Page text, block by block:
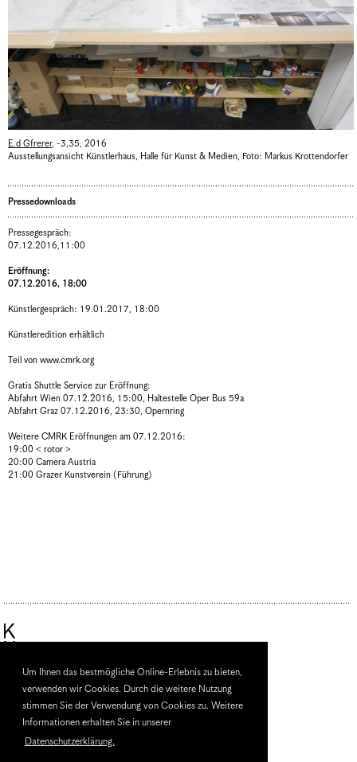
Um Ihnen das bestmögliche Online-Erlebnis zu bieten,
verwenden wir Cookies. Durch die weitere Nutzung
stimmen Sie der Verwendung von Cookies zu. Weitere
Informationen erhalten Sie in unserer
Datenschutzerklärung.
Pressedownloads
Pressegespräch:
07.12.2016,11:00
Eröffnung:
07.12.2016, 18:00
Künstlergespräch: 19.01.2017, 18:00
Künstleredition erhältlich
Teil von www.cmrk.org
Gratis Shuttle Service zur Eröffnung:
Abfahrt Wien 07.12.2016, 15:00, Haltestelle Oper Bus 59a
Abfahrt Graz 07.12.2016, 23:30, Opernring
Weitere CMRK Eröffnungen am 07.12.2016:
19:00 < rotor >
20:00 Camera Austria
21:00 Grazer Kunstverein (Führung)
E.d Gfrerer, -3,35, 2016
Ausstellungsansicht Künstlerhaus, Halle für Kunst & Medien, Foto: Markus Krottendorfer
Künstlerhaus
Halle für Kunst & Medien
Burgring 2
8010 Graz, Austria